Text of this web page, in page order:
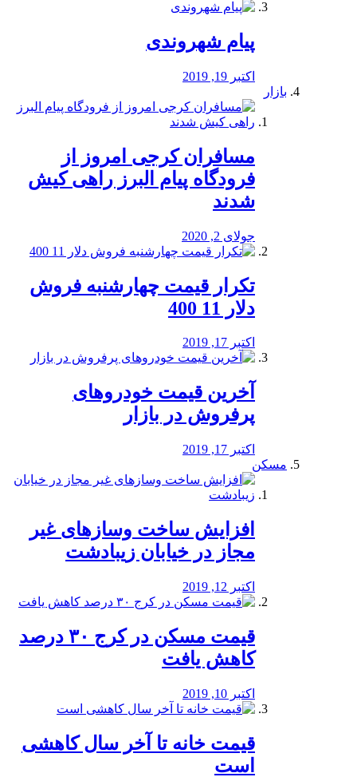
پیام شهروندی
اکتبر 19, 2019
بازار
مسافران کرجی امروز از
فرودگاه پیام البرز راهی کیش
شدند
جولای 2, 2020
تکرار قیمت چهارشنبه فروش
دلار 11 400
اکتبر 17, 2019
آخرین قیمت خودرو‌های
پرفروش در بازار
اکتبر 17, 2019
مسکن
افزایش ساخت وسازهای غیر
مجاز در خیابان زیبادشت
اکتبر 12, 2019
️قیمت مسکن در کرج ۳۰ درصد
کاهش یافت
اکتبر 10, 2019
قیمت خانه تا آخر سال کاهشی
است